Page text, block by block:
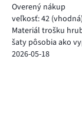
Overený nákup
veľkosť: 42 (vhodná)
Materiál trošku
šaty pôsobia ako
2026-05-18